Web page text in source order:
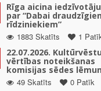
Rīga aicina
par “Dabai
rīdziniekiem”
1883 Skatīts
1
22.07.2026.
vērtības noteikšanas
komisijas sēdes
49 Skatīts
0 Patīk